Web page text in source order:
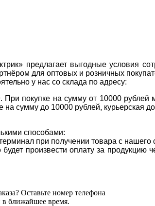
предлагает выгодные условия
для оптовых и розничных
у нас со склада по адресу:
покупке на сумму от 10000 рублей
на сумму до 10000 рублей, курьерская
способами:
при получении товара с нашего
произвести оплату за
Оставьте номер телефона
в ближайшее время.